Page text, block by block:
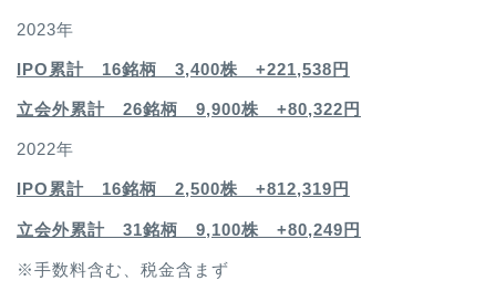
2023年
IPO累計 16銘柄 3,400株 +221,538円
立会外累計 26銘柄 9,900株 +80,322円
2022年
IPO累計 16銘柄 2,500株 +812,319円
立会外累計 31銘柄 9,100株 +80,249円
※手数料含む、税金含まず